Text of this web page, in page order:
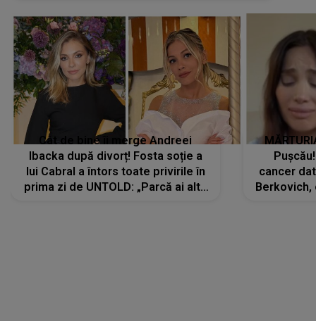
Cât de bine îi merge Andreei
Ibacka după divorț! Fosta soție a
lui Cabral a întors toate privirile în
prima zi de UNTOLD: „Parcă ai altă
cancer
Berkovich,